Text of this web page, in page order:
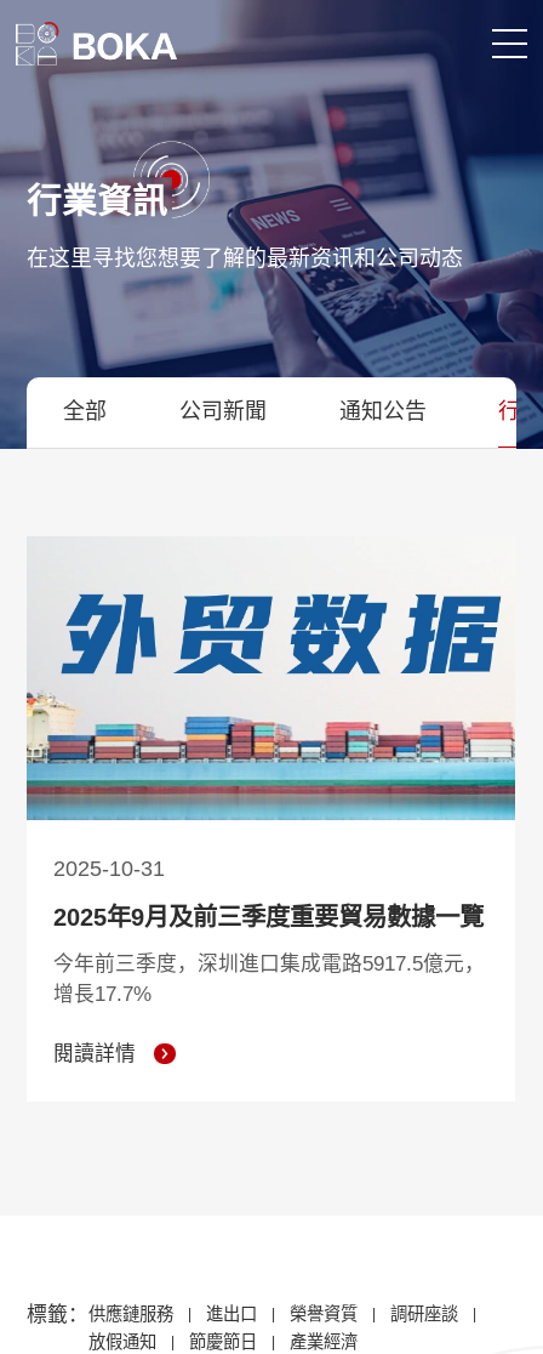
首頁
供應鏈服務
我們是誰
為什麼選擇博科
媒體中心
繁體中文
行業資訊
在这里寻找您想要了解的最新资讯和公司动态
全部 公司新聞 通知公告 行
2026-07-28
2026年上半年重要外貿數據一覽
2026年上半年，我國出口集成電路1.23萬億元，
增長88.7%；進口集成電路2.06萬億元，增長
閱讀詳情
2026-01-30
2025年全年重要外貿數據一覽
2025年，我國集成電路進口總值3.04萬億元，同
比增長10.7%；集成電路出口總值1.44萬億元，
閱讀詳情
2025-12-25
2025年1-11月重要外貿數據一覽
今年前11個月，深圳進口集成電路7363億元，增
長19.7%
閱讀詳情
2025-10-31
2025年9月及前三季度重要貿易數據一覽
今年前三季度，深圳進口集成電路5917.5億元，
增長17.7%
閱讀詳情
2025-08-29
2025年前7個月重要外貿數據一覽
2025年1—7月，我國出口集成電路7784.5億元，
增長21.8%； 進口集成電路16427.1億元，增長
閱讀詳情
2025-08-13
國務院關稅稅則委員會：調整對原產於美國的進口商品加征關稅措施
在90天內繼續暫停實施24%的對美加征關稅稅
率，保留10%的對美加征關稅稅率。
閱讀詳情
2025-07-24
2025年上半年重要外貿數據一覽
2025年上半年，我國出口集成電路6502.6億元，
增長20.3%； 進口集成電路13752.5億元，增長
閱讀詳情
2025-06-27
中共中央辦公廳國務院辦公廳關於深入推進深圳綜合改革試點深化改革創新擴大開放的意見
政策分享
閱讀詳情
2025-06-27
2025年前5個月重要外貿數據一覽
2025年1-5月，我國出口集成電路5264億元，增
長18.9%； 進口集成電路11265.5億元，增長
閱讀詳情
2025-05-28
2025年前4個月重要外貿數據一覽
2025年1-4月，我國出口集成電路4051.5億元，
增長14.7%； 進口集成電路8841.7億元，增長
閱讀詳情
2025-05-14
重要提示：關於調整對原產於美國的進口商品加征關稅措施的公告
自2025年5月14日12時01分起，調整對原產於美
國的進口商品加征關稅措施
閱讀詳情
2025-04-27
2025年第一季度重要外貿數據一覽
2025年1-3月，我國出口集成電路2934.8億元，
增長12%； 進口集成電路6344.8億元，增長
閱讀詳情
2025-04-15
重要提示：自4月12日起對美關稅稅率提高至125%，後續美方加稅將不予理會
為避免申報爭議，敬請各位客戶和供應商明晰並
規範貨物的產地標籤，建議向原廠取得相關原產
閱讀詳情
2025-04-12
海關總署關稅征管司最新發佈：關於非優惠原產地規則的解讀
集成電路（稅目8542）未列入清單，適用四比特
稅號改變標準。
閱讀詳情
2025-04-11
對美加征關稅措施執行公告：海關總署公告2025年第58號
對美加征的84%關稅怎麼征？ 不加征本次加征
關稅的貨物有什麼要求？
閱讀詳情
2025-04-11
重要提示：對美加征關稅率提升至84%，4月10日12點01分起執行！
敬請各位客戶和供應商明晰並規範貨物的產地標
籤，建議向原廠取得相關原產地證書
閱讀詳情
2024-11-28
2024年前10個月重要外貿數據一覽
2024年1-10月，我國出口集成電路9311.7億元，
增長21.4%； 進口集成電路2.24萬億元，增長
閱讀詳情
2024-11-04
2024年9月及前三季度重要外貿數據一覽
2024年前三季度，我國出口集成電路8380.9億
元，增長22%； 進口集成電路1.99萬億元，增長
閱讀詳情
2024-04-26
請查收！ 2024年深圳口岸優化營商環境工作要點
近日，深圳市政府口岸辦公室發佈《2024年深圳
口岸優化營商環境工作要點》，包括6方面23條
閱讀詳情
2024-04-26
2024年3月及一季度重要外貿數據一覽
2024年一季度，我國進出口總值14313.4億美
元，同比增長1.5%； 高基數致3月出口增速轉負
閱讀詳情
2024-03-22
2024年前2個月重要外貿數據一覽
2024年前2個月我國貨物貿易進出口增長8.7%；
2024年前2個月我國出口集成電路1607.1億元，
閱讀詳情
標籤：供應鏈服務 進出口 榮譽資質 調研座談
放假通知 節慶節日 產業經濟